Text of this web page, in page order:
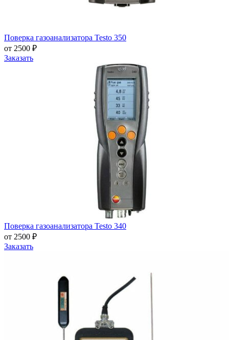
Поверка газоанализатора Testo 350
от 2500 ₽
Заказать
Поверка газоанализатора Testo 340
от 2500 ₽
Заказать